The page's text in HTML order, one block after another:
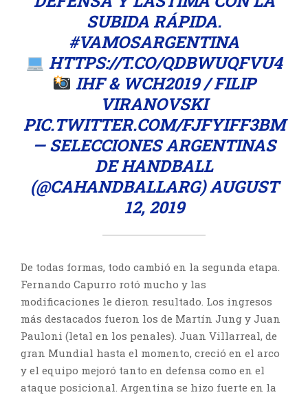
SUBIDA RÁPIDA.
#VAMOSARGENTINA
HTTPS://T.CO/QDBWUQFVU4
IHF & WCH2019 / FILIP
VIRANOVSKI
PIC.TWITTER.COM/FJFYIFF3BM
— SELECCIONES ARGENTINAS
DE HANDBALL
(@CAHANDBALLARG)AUGUST
12, 2019
De todas formas, todo cambió en la segunda etapa.
Fernando Capurro rotó mucho y las
modificaciones le dieron resultado. Los ingresos
más destacados fueron los de Martín Jung y Juan
Pauloni (letal en los penales). Juan Villarreal, de
gran Mundial hasta el momento, creció en el arco
y el equipo mejoró tanto en defensa como en el
ataque posicional. Argentina se hizo fuerte en la